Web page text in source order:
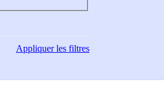
Appliquerles filtres